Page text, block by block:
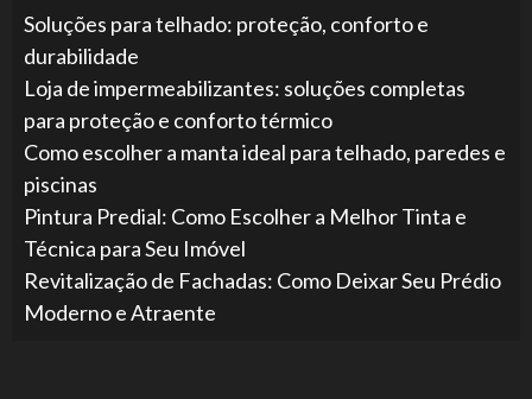
Soluções para telhado: proteção, conforto e
durabilidade
Loja de impermeabilizantes: soluções completas
para proteção e conforto térmico
Como escolher a manta ideal para telhado, paredes e
piscinas
Pintura Predial: Como Escolher a Melhor Tinta e
Técnica para Seu Imóvel
Revitalização de Fachadas: Como Deixar Seu Prédio
Moderno e Atraente